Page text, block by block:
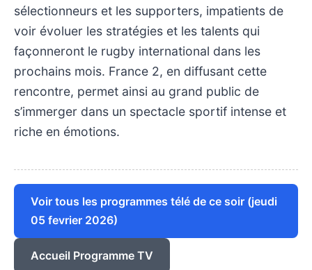
sélectionneurs et les supporters, impatients de
voir évoluer les stratégies et les talents qui
façonneront le rugby international dans les
prochains mois. France 2, en diffusant cette
rencontre, permet ainsi au grand public de
s’immerger dans un spectacle sportif intense et
riche en émotions.
Voir tous les programmes télé de ce soir (jeudi
05 fevrier 2026)
Accueil Programme TV